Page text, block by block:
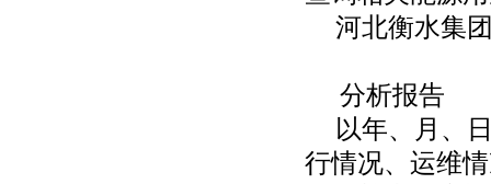
河北衡水集
分析报告
以年、月、
行情况、运维